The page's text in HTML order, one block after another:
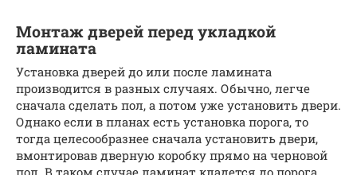
Монтаж дверей перед укладкой
ламината
Установка дверей до или после ламината
производится в разных случаях. Обычно, легче
сначала сделать пол, а потом уже установить двери.
Однако если в планах есть установка порога, то
тогда целесообразнее сначала установить двери,
вмонтировав дверную коробку прямо на черновой